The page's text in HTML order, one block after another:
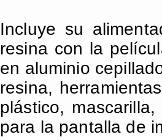
Incluye su
resina con la
en aluminio
resina,
plástico,
para la pantalla de